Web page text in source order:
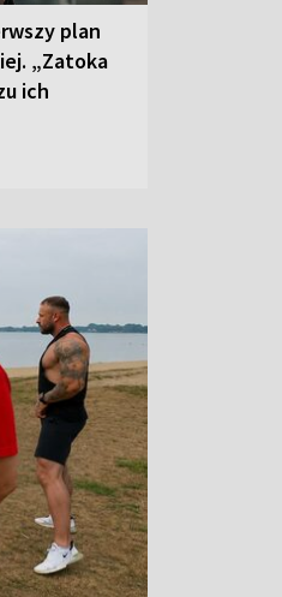
plan
„Zatoka
ich